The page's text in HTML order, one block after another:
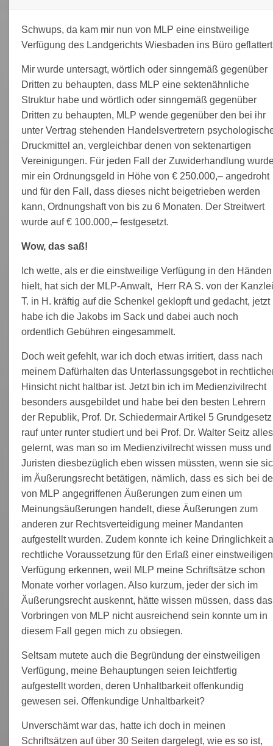
Schwups, da kam mir nun von MLP eine einstweilige
Verfügung des Landgerichts Wiesbaden ins Büro
Mir wurde untersagt, wörtlich oder sinngemäß gegenüber
Dritten zu behaupten, dass MLP eine sektenähnliche
Struktur habe und wörtlich oder sinngemäß gegenüber
Dritten zu behaupten, MLP wende gegenüber den bei ihr
unter Vertrag stehenden Handelsvertretern
Druckmittel an, vergleichbar denen von sektenartigen
Vereinigungen. Für jeden Fall der Zuwiderhandlung
mir ein Ordnungsgeld in Höhe von € 250.000,– angedroht
und für den Fall, dass dieses nicht beigetrieben werden
kann, Ordnungshaft von bis zu 6 Monaten. Der Streitwert
wurde auf € 100.000,– festgesetzt.
Wow, das saß!
Ich wette, als er die einstweilige Verfügung in den Händen
hielt, hat sich der MLP-Anwalt, Herr RA S. von der Kanzlei
T. in H. kräftig auf die Schenkel geklopft und gedacht, jetzt
habe ich die Jakobs im Sack und dabei auch noch
ordentlich Gebühren eingesammelt.
Doch weit gefehlt, war ich doch etwas irritiert, dass nach
meinem Dafürhalten das Unterlassungsgebot in
Hinsicht nicht haltbar ist. Jetzt bin ich im Medienzivilrecht
besonders ausgebildet und habe bei den besten Lehrern
der Republik, Prof. Dr. Schiedermair Artikel 5 Grundgesetz
rauf unter runter studiert und bei Prof. Dr. Walter Seitz alles
gelernt, was man so im Medienzivilrecht wissen muss und
Juristen diesbezüglich eben wissen müssten, wenn sie
im Äußerungsrecht betätigen, nämlich, dass es sich bei
von MLP angegriffenen Äußerungen zum einen um
Meinungsäußerungen handelt, diese Äußerungen zum
anderen zur Rechtsverteidigung meiner Mandanten
aufgestellt wurden. Zudem konnte ich keine Dringlichkeit
rechtliche Voraussetzung für den Erlaß einer einstweiligen
Verfügung erkennen, weil MLP meine Schriftsätze schon
Monate vorher vorlagen. Also kurzum, jeder der sich im
Äußerungsrecht auskennt, hätte wissen müssen, dass das
Vorbringen von MLP nicht ausreichend sein konnte um in
diesem Fall gegen mich zu obsiegen.
Seltsam mutete auch die Begründung der einstweiligen
Verfügung, meine Behauptungen seien leichtfertig
aufgestellt worden, deren Unhaltbarkeit offenkundig
gewesen sei. Offenkundige Unhaltbarkeit?
Unverschämt war das, hatte ich doch in meinen
Schriftsätzen auf über 30 Seiten dargelegt, wie es so ist,